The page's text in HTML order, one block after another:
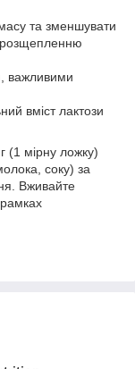
та зменшувати
розщепленню
важливими
вміст лактози
(1 мірну ложку)
соку) за
Вживайте